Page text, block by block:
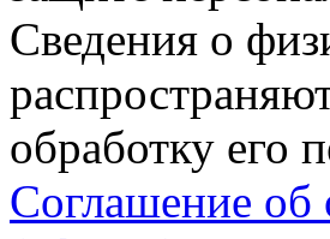
Сведения о
обработку его
Соглашение об